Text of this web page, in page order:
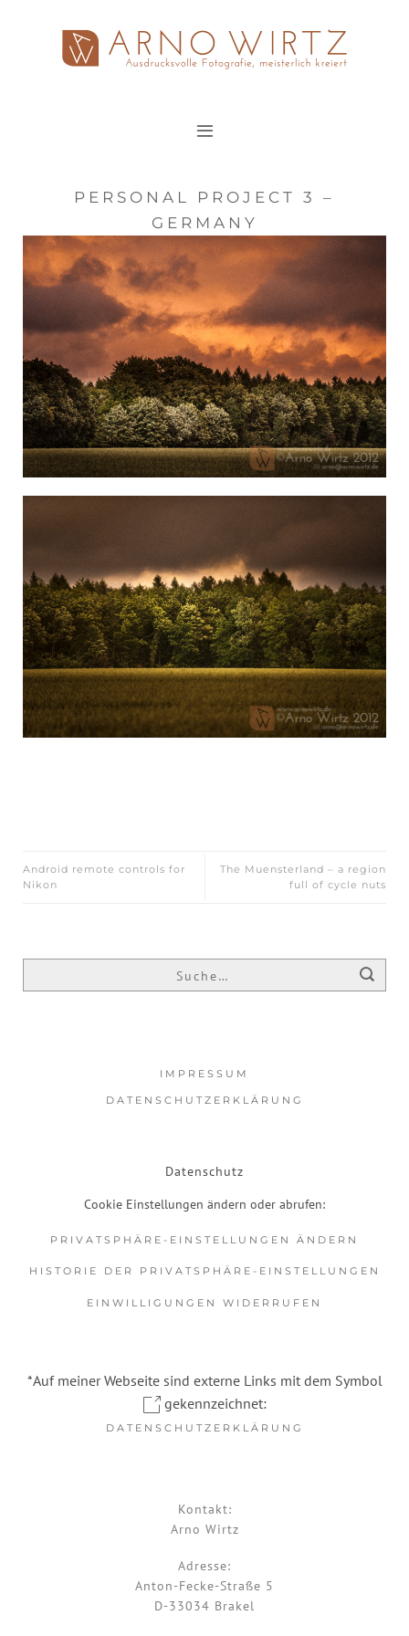
springen
PERSONAL PROJECT 3 –
GERMANY
Android remote controls for
Nikon
The Muensterland – a region
full of cycle nuts
IMPRESSUM
DATENSCHUTZERKLÄRUNG
Datenschutz
Cookie Einstellungen ändern oder abrufen:
PRIVATSPHÄRE-EINSTELLUNGEN ÄNDERN
HISTORIE DER PRIVATSPHÄRE-EINSTELLUNGEN
EINWILLIGUNGEN WIDERRUFEN
*Auf meiner Webseite sind externe Links mit dem Symbol
gekennzeichnet:
DATENSCHUTZERKLÄRUNG
Kontakt:
Arno Wirtz
Adresse:
Anton-Fecke-Straße 5
D-33034 Brakel